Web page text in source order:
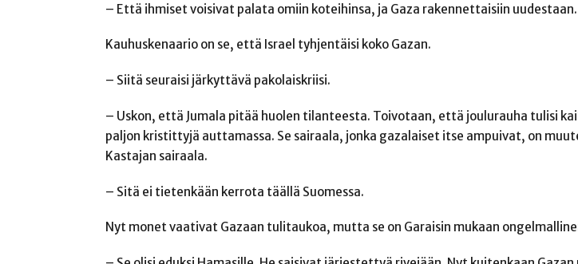
– Että ihmiset voisivat palata omiin koteihinsa, ja Gaza rakennettaisiin
Kauhuskenaario on se, että Israel tyhjentäisi koko Gazan.
– Siitä seuraisi järkyttävä pakolaiskriisi.
– Uskon, että Jumala pitää huolen tilanteesta. Toivotaan, että joulurauha tulisi
paljon kristittyjä auttamassa. Se sairaala, jonka gazalaiset itse ampuivat, on
Kastajan sairaala.
– Sitä ei tietenkään kerrota täällä Suomessa.
Nyt monet vaativat Gazaan tulitaukoa, mutta se on Garaisin mukaan